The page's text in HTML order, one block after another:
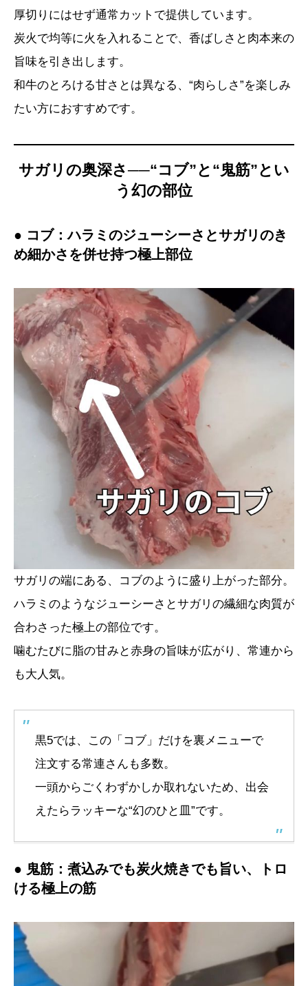
厚切りにはせず通常カットで提供しています。
炭火で均等に火を入れることで、香ばしさと肉本来の
旨味を引き出します。
和牛のとろける甘さとは異なる、“肉らしさ”を楽しみ
たい方におすすめです。
サガリの奥深さ──“コブ”と“鬼筋”とい
う幻の部位
● コブ：ハラミのジューシーさとサガリのき
め細かさを併せ持つ極上部位
サガリの端にある、コブのように盛り上がった部分。
ハラミのようなジューシーさとサガリの繊細な肉質が
合わさった極上の部位です。
噛むたびに脂の甘みと赤身の旨味が広がり、常連から
も大人気。
黒5では、この「コブ」だけを裏メニューで
注文する常連さんも多数。
一頭からごくわずかしか取れないため、出会
えたらラッキーな“幻のひと皿”です。
● 鬼筋：煮込みでも炭火焼きでも旨い、トロ
ける極上の筋